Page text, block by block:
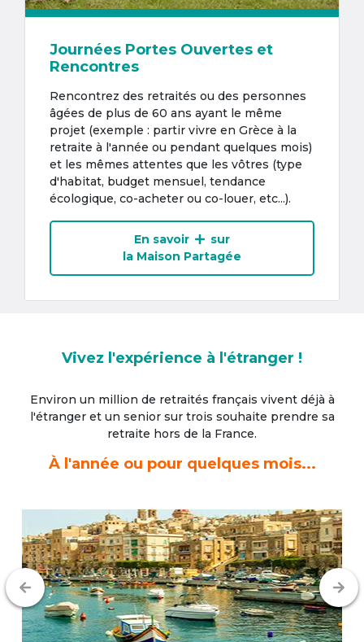
Journées Portes Ouvertes et
Rencontres
Rencontrez des retraités ou des personnes
âgées de plus de 60 ans ayant le même
projet (exemple : partir vivre en Grèce à la
retraite à l'année ou pendant quelques mois)
et les mêmes attentes que les vôtres (type
d'habitat, budget mensuel, tendance
écologique, co-acheter ou co-louer, etc...).
En savoir
sur
la Maison Partagée
Vivez l'expérience à l'étranger !
Environ un million de retraités français vivent déjà à
l'étrangeret un senior sur trois souhaite prendre sa
retraite hors de la France.
À l'année ou pour quelques mois...